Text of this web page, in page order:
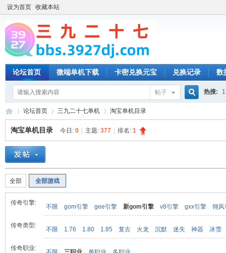
设为首页 收藏本站
论坛首页 微端单机下载 卡密兑换元宝 兑换记录 数
帖子 热搜:
»
论坛首页 三九二十七单机 淘宝单机目录
淘宝单机目录 今日: 0 主题: 377 排名: 1
全部 全部游戏
传奇引擎:
不限 gom引擎 gee引擎 新gom引擎 v8引擎 gxx引擎 翎风
传奇类型:
不限 1.76 1.80 1.85 复古 火龙 沉默 迷失 神器 冰雪
传奇职业: